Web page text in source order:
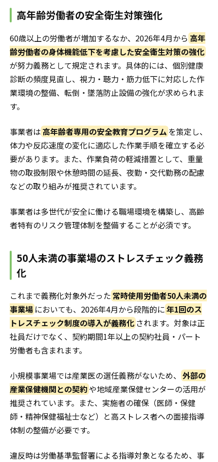
高年齢労働者の安全衛生対策強化
60歳以上の労働者が増加するなか、2026年4月から 高年
齢労働者の身体機能低下を考慮した安全衛生対策の強化
が努力義務として規定されます。具体的には、個別健康
診断の頻度見直し、視力・聴力・筋力低下に対応した作
業環境の整備、転倒・墜落防止設備の強化が求められま
す。
事業者は 高年齢者専用の安全教育プログラム を策定し、
体力や反応速度の変化に適応した作業手順を確立する必
要があります。また、作業負荷の軽減措置として、重量
物の取扱制限や休憩時間の延長、夜勤・交代勤務の配慮
などの取り組みが推奨されています。
事業者は多世代が安全に働ける職場環境を構築し、高齢
者特有のリスク管理体制を整備することが必須です。
50人未満の事業場のストレスチェック義務
化
これまで義務化対象外だった 常時使用労働者50人未満の
事業場 においても、2026年4月から段階的に年1回のス
トレスチェック制度の導入が義務化 されます。対象は正
社員だけでなく、契約期間1年以上の契約社員・パート
労働者も含まれます。
小規模事業場では産業医の選任義務がないため、 外部の
産業保健機関との契約や地域産業保健センターの活用が
推奨されています。また、実施者の確保（医師・保健
師・精神保健福祉士など）と高ストレス者への面接指導
体制の整備が必要です。
違反時は労働基準監督署による指導対象となるため、事